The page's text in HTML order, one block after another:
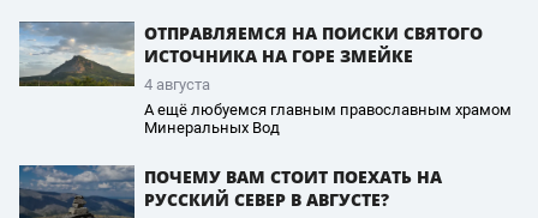
ОТПРАВЛЯЕМСЯ НА ПОИСКИ СВЯТОГО
ИСТОЧНИКА НА ГОРЕ ЗМЕЙКЕ
4 августа
А ещё любуемся главным православным храмом
Минеральных Вод
ПОЧЕМУ ВАМ СТОИТ ПОЕХАТЬ НА
РУССКИЙ СЕВЕР В АВГУСТЕ?